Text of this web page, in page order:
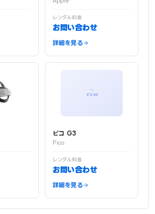
レンタル料金
お問い合わせ
詳細を見る
ピコ G3
Pico
レンタル料金
お問い合わせ
詳細を見る